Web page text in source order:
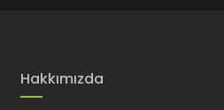
Hakkımızda